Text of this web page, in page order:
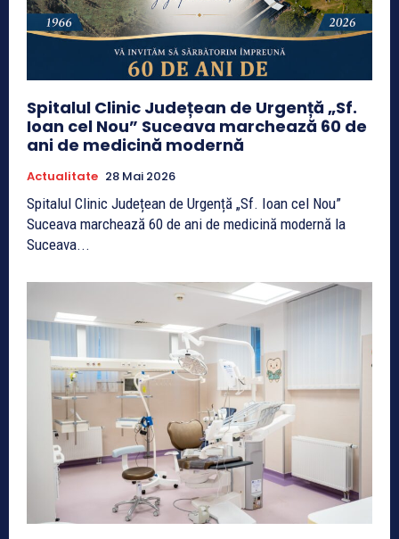
Spitalul Clinic Județean de Urgență „Sf.
Ioan cel Nou” Suceava marchează 60 de
ani de medicină modernă
Actualitate 28 Mai 2026
Spitalul Clinic Județean de Urgență „Sf. Ioan cel Nou”
Suceava marchează 60 de ani de medicină modernă la
Suceava...